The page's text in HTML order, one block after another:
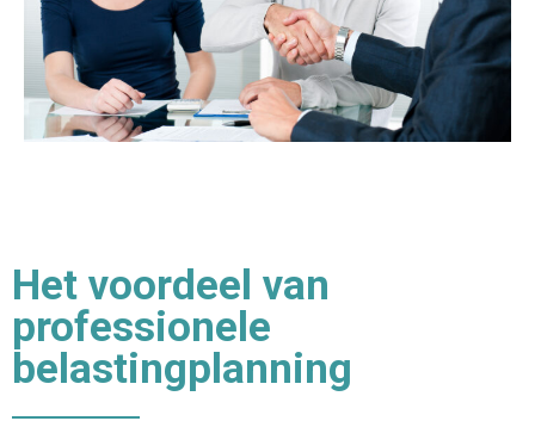
Het voordeel van
professionele
belastingplanning